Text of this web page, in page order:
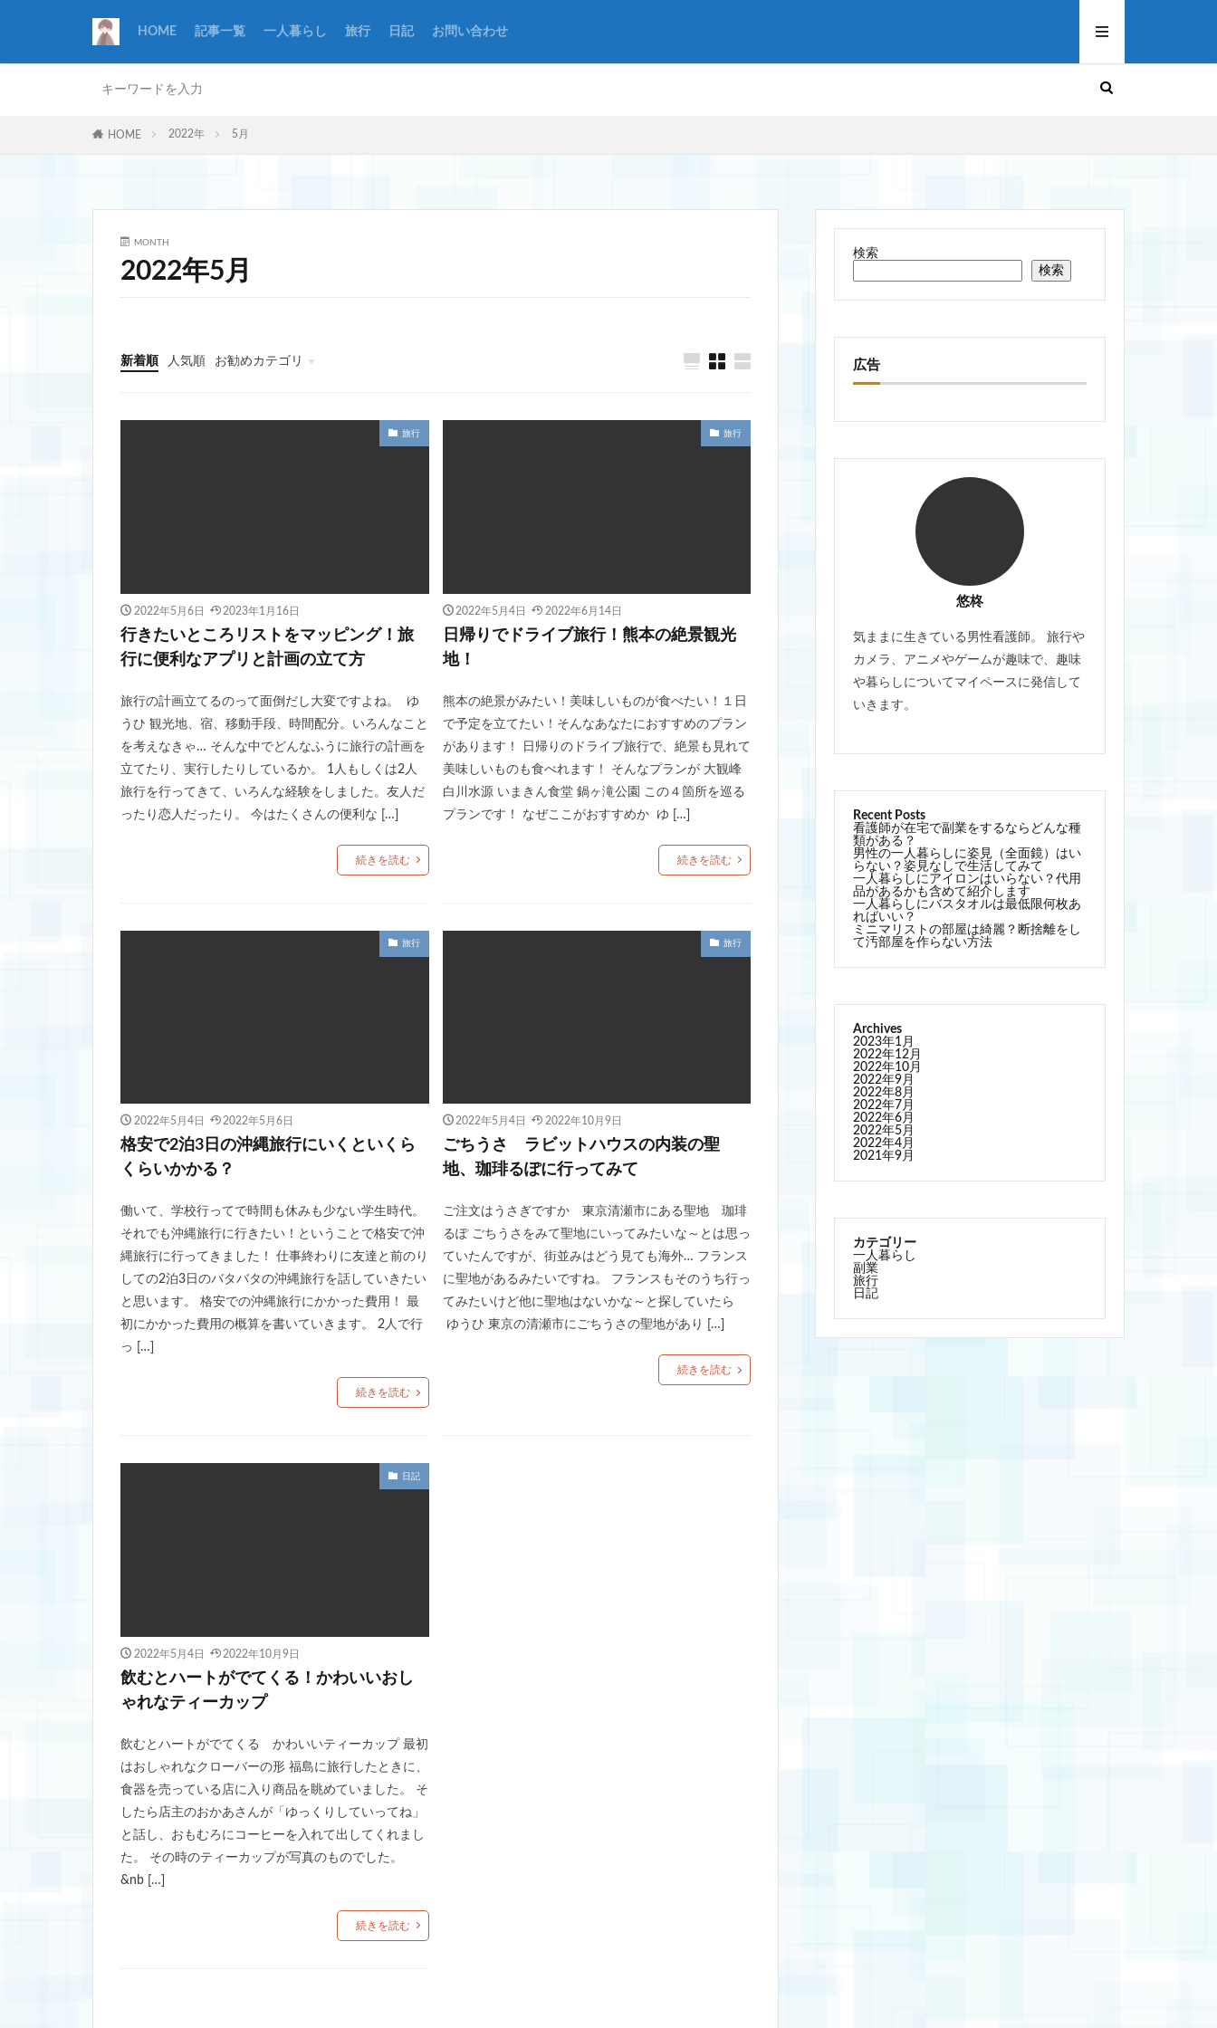
HOME 記事一覧 一人暮らし 旅行 日記 お問い合わせ
HOME 2022年 5月
MONTH
2022年5月
新着順 人気順 お勧めカテゴリ
一人暮らし
看護
旅行
日記
旅行
2022年5月6日 2023年1月16日
行きたいところリストをマッピング！旅
行に便利なアプリと計画の立て方
旅行の計画立てるのって面倒だし大変ですよね。 ゆ
うひ 観光地、宿、移動手段、時間配分。いろんなこと
を考えなきゃ… そんな中でどんなふうに旅行の計画を
立てたり、実行したりしているか。 1人もしくは2人
旅行を行ってきて、いろんな経験をしました。友人だ
ったり恋人だったり。 今はたくさんの便利な […]
続きを読む
旅行
2022年5月4日 2022年6月14日
日帰りでドライブ旅行！熊本の絶景観光
地！
熊本の絶景がみたい！美味しいものが食べたい！１日
で予定を立てたい！そんなあなたにおすすめのプラン
があります！ 日帰りのドライブ旅行で、絶景も見れて
美味しいものも食べれます！ そんなプランが 大観峰
白川水源 いまきん食堂 鍋ヶ滝公園 この４箇所を巡る
プランです！ なぜここがおすすめか ゆ […]
続きを読む
旅行
2022年5月4日 2022年5月6日
格安で2泊3日の沖縄旅行にいくといくら
くらいかかる？
働いて、学校行ってで時間も休みも少ない学生時代。
それでも沖縄旅行に行きたい！ということで格安で沖
縄旅行に行ってきました！ 仕事終わりに友達と前のり
しての2泊3日のバタバタの沖縄旅行を話していきたい
と思います。 格安での沖縄旅行にかかった費用！ 最
初にかかった費用の概算を書いていきます。 2人で行
っ […]
続きを読む
旅行
2022年5月4日 2022年10月9日
ごちうさ ラビットハウスの内装の聖
地、珈琲るぽに行ってみて
ご注文はうさぎですか 東京清瀬市にある聖地 珈琲
るぽ ごちうさをみて聖地にいってみたいな～とは思っ
ていたんですが、街並みはどう見ても海外… フランス
に聖地があるみたいですね。 フランスもそのうち行っ
てみたいけど他に聖地はないかな～と探していたら
ゆうひ 東京の清瀬市にごちうさの聖地があり […]
続きを読む
日記
2022年5月4日 2022年10月9日
飲むとハートがでてくる！かわいいおし
ゃれなティーカップ
飲むとハートがでてくる かわいいティーカップ 最初
はおしゃれなクローバーの形 福島に旅行したときに、
食器を売っている店に入り商品を眺めていました。 そ
したら店主のおかあさんが「ゆっくりしていってね」
と話し、おもむろにコーヒーを入れて出してくれまし
た。 その時のティーカップが写真のものでした。
&nb […]
続きを読む
検索
検索
広告
気ままに生きている男性看護師。 旅行や
いきます。